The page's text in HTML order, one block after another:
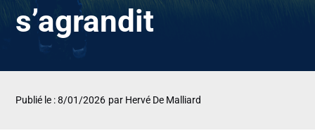
s’agrandit
Publié le : 8/01/2026 par Hervé De Malliard